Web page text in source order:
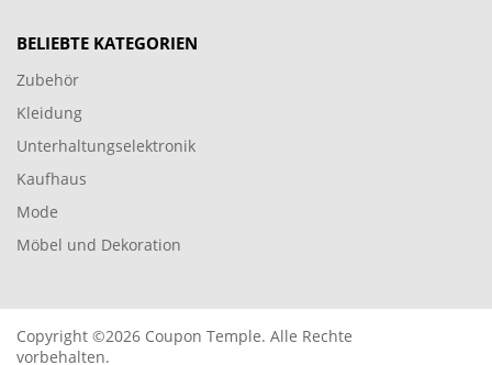
BELIEBTE KATEGORIEN
Zubehör
Kleidung
Unterhaltungselektronik
Kaufhaus
Mode
Möbel und Dekoration
Copyright ©2026 Coupon Temple. Alle Rechte
vorbehalten.